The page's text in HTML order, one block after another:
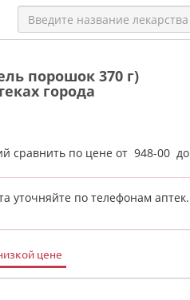
порошок 370 г)
города
сравнить по цене от 948-00 до
уточняйте по телефонам аптек.
цене